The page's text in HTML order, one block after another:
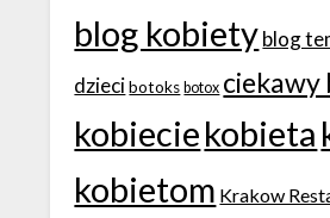
blog kobietyblog
dzieci botoks botox ciekawy
kobieciekobieta
kobietom Krakow